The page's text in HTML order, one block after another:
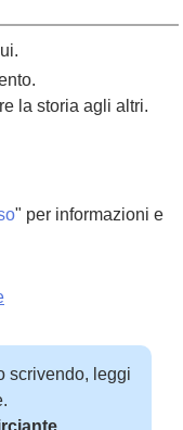
la storia agli altri.
" per informazioni e
scrivendo, leggi